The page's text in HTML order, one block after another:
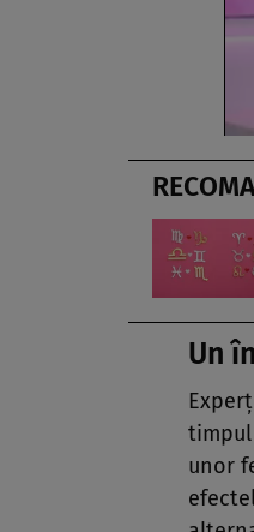
Un
unor